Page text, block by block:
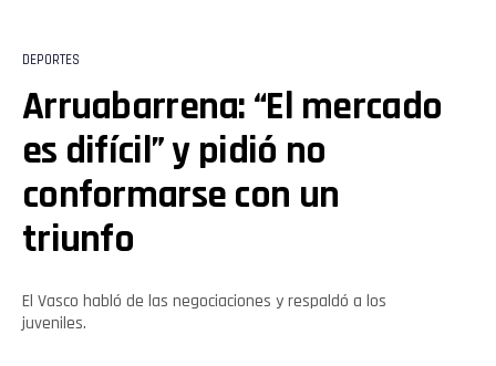
DEPORTES
Arruabarrena: “El mercado
es difícil” y pidió no
conformarse con un
triunfo
El Vasco habló de las negociaciones y respaldó a los
juveniles.